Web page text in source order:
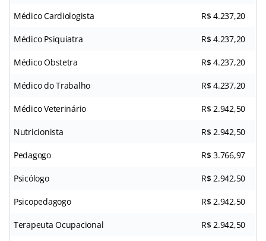
Médico Cardiologista R$ 4.237,20
Médico Psiquiatra R$ 4.237,20
Médico Obstetra R$ 4.237,20
Médico do Trabalho R$ 4.237,20
Médico Veterinário R$ 2.942,50
Nutricionista R$ 2.942,50
Pedagogo R$ 3.766,97
Psicólogo R$ 2.942,50
Psicopedagogo R$ 2.942,50
Terapeuta Ocupacional R$ 2.942,50